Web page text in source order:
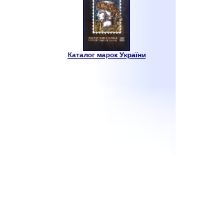
Каталог марок України